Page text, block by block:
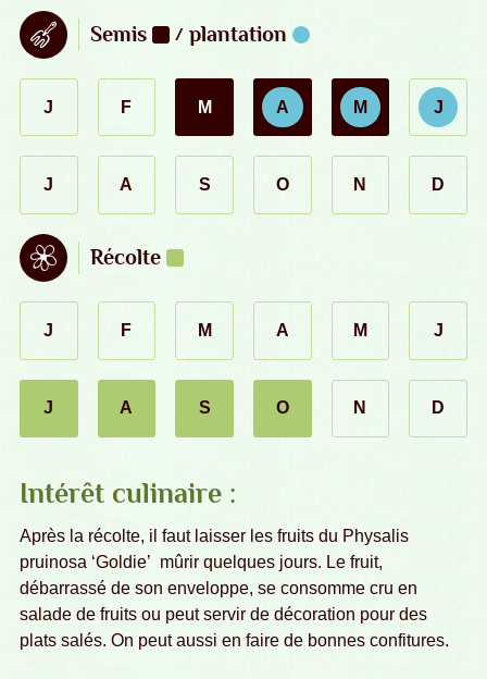
Périodes de culture
Semis / plantation
J F M A M J
J A S O N D
Récolte
J F M A M J
J A S O N D
Intérêt culinaire :
Après la récolte, il faut laisser les fruits du Physalis
pruinosa ‘Goldie’ mûrir quelques jours. Le fruit,
débarrassé de son enveloppe, se consomme cru en
salade de fruits ou peut servir de décoration pour des
plats salés. On peut aussi en faire de bonnes confitures.